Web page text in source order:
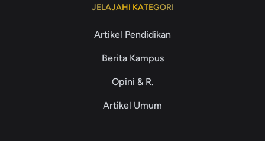
JELAJAHI KATEGORI
Artikel Pendidikan
Berita Kampus
Opini & R.
Artikel Umum